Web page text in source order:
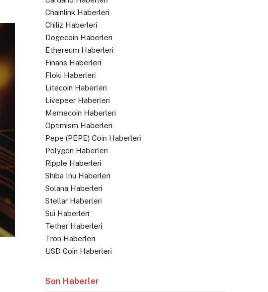
Chainlink Haberleri
Chiliz Haberleri
Dogecoin Haberleri
Ethereum Haberleri
Finans Haberleri
Floki Haberleri
Litecoin Haberleri
Livepeer Haberleri
Memecoin Haberleri
Optimism Haberleri
Pepe (PEPE) Coin Haberleri
Polygon Haberleri
Ripple Haberleri
Shiba Inu Haberleri
Solana Haberleri
Stellar Haberleri
Sui Haberleri
Tether Haberleri
Tron Haberleri
USD Coin Haberleri
Son Haberler